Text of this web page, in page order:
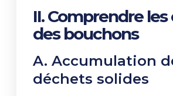
II. Comprendre les
des bouchons
A. Accumulation
déchets solides